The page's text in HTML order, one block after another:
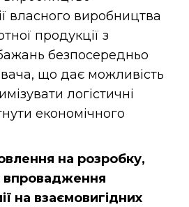
власного виробництва
продукції з
безпосередньо
що дає можливість
логістичні
економічного
на розробку,
впровадження
на взаємовигідних